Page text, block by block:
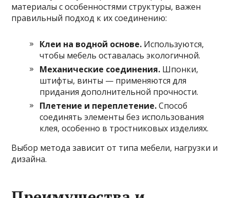
материалы с особенностями структуры, важен
правильный подход к их соединению:
Клеи на водной основе. Используются,
чтобы мебель оставалась экологичной.
Механические соединения. Шпонки,
штифты, винты — применяются для
придания дополнительной прочности.
Плетение и переплетение.Способ
соединять элементы без использования
клея, особенно в тростниковых изделиях.
Выбор метода зависит от типа мебели, нагрузки и
дизайна.